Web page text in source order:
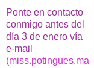
Ponte en contacto
conmigo antes del
día 3 de enero vía
e-mail
(miss.potingues.ma